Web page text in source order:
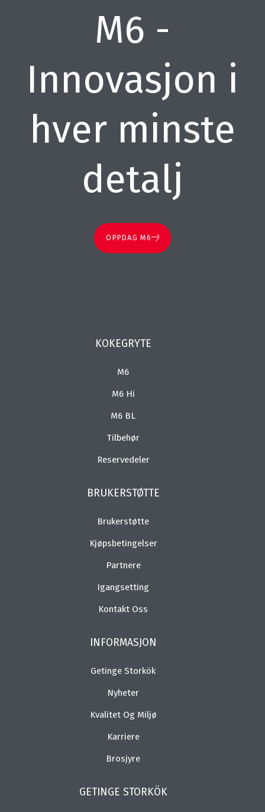
M6 -
Innovasjon i
hver minste
detalj
OPPDAG M6
KOKEGRYTE
M6
M6 Hi
M6 BL
Tilbehør
Reservedeler
BRUKERSTØTTE
Brukerstøtte
Kjøpsbetingelser
Partnere
Igangsetting
Kontakt Oss
INFORMASJON
Getinge Storkök
Nyheter
Kvalitet Og Miljø
Karriere
Brosjyre
GETINGE STORKÖK